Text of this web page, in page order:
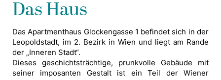
Das Haus
Das Apartmenthaus Glockengasse 1 befindet sich in der
Leopoldstadt, im 2. Bezirk in Wien und liegt am Rande
der „Inneren Stadt“.
Dieses geschichtsträchtige, prunkvolle Gebäude mit
seiner imposanten Gestalt ist ein Teil der Wiener